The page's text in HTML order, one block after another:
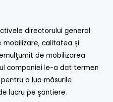
directorului general
mobilizare, calitatea şi
de mobilizarea
companiei le-a dat termen
a lua măsurile
lucru pe şantiere.